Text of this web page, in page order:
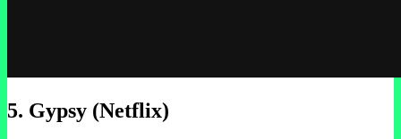
5. Gypsy (Netflix)